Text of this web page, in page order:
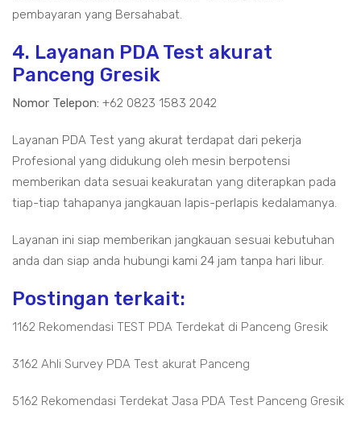
pembayaran yang Bersahabat.
4. Layanan PDA Test akurat
Panceng Gresik
Nomor Telepon: +62 0823 1583 2042
Layanan PDA Test yang akurat terdapat dari pekerja
Profesional yang didukung oleh mesin berpotensi
memberikan data sesuai keakuratan yang diterapkan pada
tiap-tiap tahapanya jangkauan lapis-perlapis kedalamanya.
Layanan ini siap memberikan jangkauan sesuai kebutuhan
anda dan siap anda hubungi kami 24 jam tanpa hari libur.
Postingan terkait:
1162 Rekomendasi TEST PDA Terdekat di Panceng Gresik
3162 Ahli Survey PDA Test akurat Panceng
5162 Rekomendasi Terdekat Jasa PDA Test Panceng Gresik